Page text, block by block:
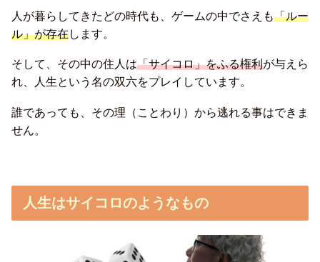
人が暮らしてきたどの時代も、ゲームの中でさえも「ルー
ル」が存在します。
そして、その中の住人は「サイコロ」をふる権利が与えら
れ、人生という名の双六をプレイしています。
誰であっても、その理（ことわり）から逃れる事はできま
せん。
人生はサイコロのようなもの